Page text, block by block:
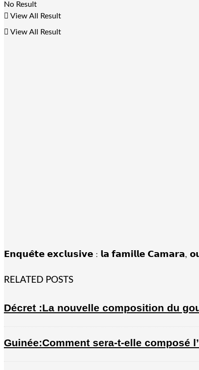
View All Result
No Result
View All Result
𝗘𝗻𝗾𝘂𝗲̂𝘁𝗲 𝗲𝘅𝗰𝗹𝘂𝘀𝗶𝘃𝗲 : 𝗹𝗮 𝗳𝗮𝗺𝗶𝗹𝗹𝗲 𝗖𝗮𝗺𝗮𝗿𝗮,
RELATED POSTS
Décret :La nouvelle composition du
Guinée:Comment sera-t-elle composé